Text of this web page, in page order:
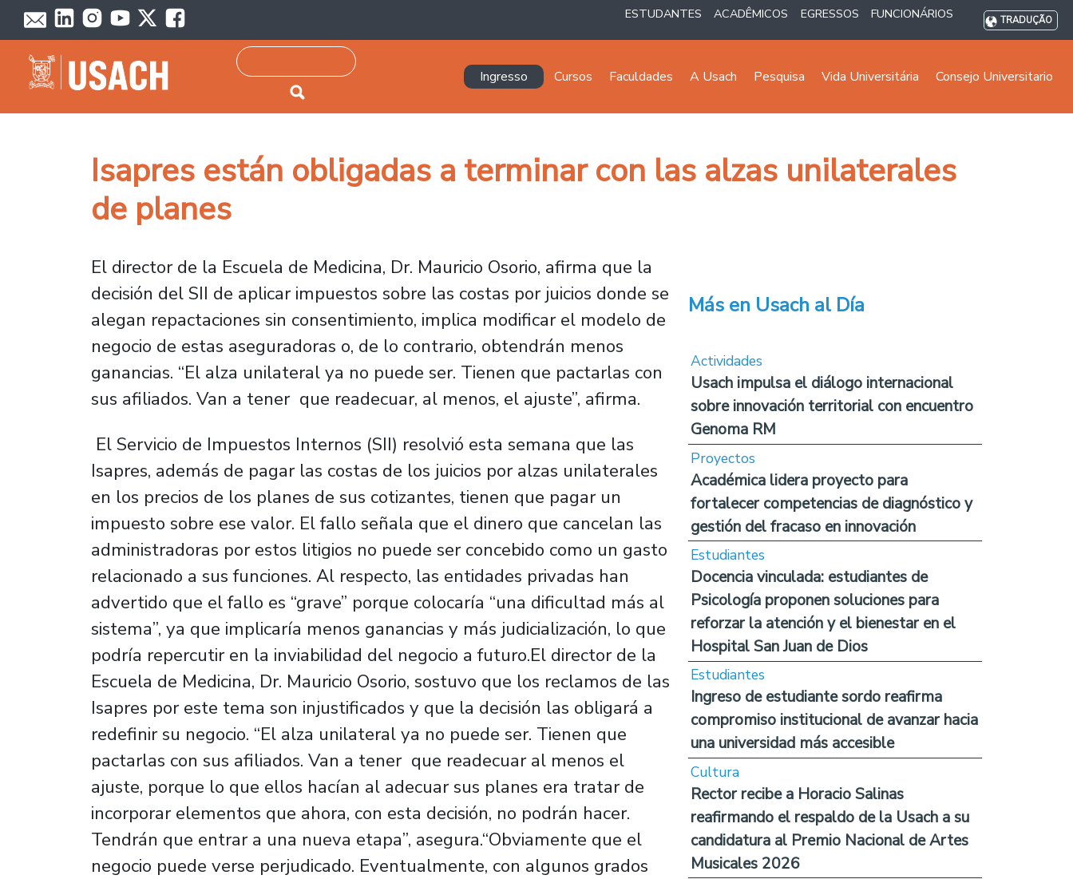
Passar para o conteúdo principal ESTUDANTES ACADÊMICOS EGRESSOS FUNCIONÁRIOS TRADUÇÃO
Pesquisar
Navegación principal
Ingresso Cursos Faculdades A Usach Pesquisa Vida Universitária Consejo Universitario
Isapres están obligadas a terminar con las alzas unilaterales
de planes
El director de la Escuela de Medicina, Dr. Mauricio Osorio, afirma que la
decisión del SII de aplicar impuestos sobre las costas por juicios donde se
alegan repactaciones sin consentimiento, implica modificar el modelo de
negocio de estas aseguradoras o, de lo contrario, obtendrán menos
ganancias. “El alza unilateral ya no puede ser. Tienen que pactarlas con
sus afiliados. Van a tener que readecuar, al menos, el ajuste”, afirma.
El Servicio de Impuestos Internos (SII) resolvió esta semana que las
Isapres, además de pagar las costas de los juicios por alzas unilaterales
en los precios de los planes de sus cotizantes, tienen que pagar un
impuesto sobre ese valor. El fallo señala que el dinero que cancelan las
administradoras por estos litigios no puede ser concebido como un gasto
relacionado a sus funciones. Al respecto, las entidades privadas han
advertido que el fallo es “grave” porque colocaría “una dificultad más al
sistema”, ya que implicaría menos ganancias y más judicialización, lo que
podría repercutir en la inviabilidad del negocio a futuro.El director de la
Escuela de Medicina, Dr. Mauricio Osorio, sostuvo que los reclamos de las
Isapres por este tema son injustificados y que la decisión las obligará a
redefinir su negocio. “El alza unilateral ya no puede ser. Tienen que
pactarlas con sus afiliados. Van a tener que readecuar al menos el
ajuste, porque lo que ellos hacían al adecuar sus planes era tratar de
incorporar elementos que ahora, con esta decisión, no podrán hacer.
Tendrán que entrar a una nueva etapa”, asegura.“Obviamente que el
negocio puede verse perjudicado. Eventualmente, con algunos grados
Más en Usach al Día
Actividades
Usach impulsa el diálogo internacional
sobre innovación territorial con encuentro
Genoma RM
Proyectos
Académica lidera proyecto para
fortalecer competencias de diagnóstico y
gestión del fracaso en innovación
Estudiantes
Docencia vinculada: estudiantes de
Psicología proponen soluciones para
reforzar la atención y el bienestar en el
Hospital San Juan de Dios
Estudiantes
Ingreso de estudiante sordo reafirma
compromiso institucional de avanzar hacia
una universidad más accesible
Cultura
Rector recibe a Horacio Salinas
reafirmando el respaldo de la Usach a su
candidatura al Premio Nacional de Artes
Musicales 2026